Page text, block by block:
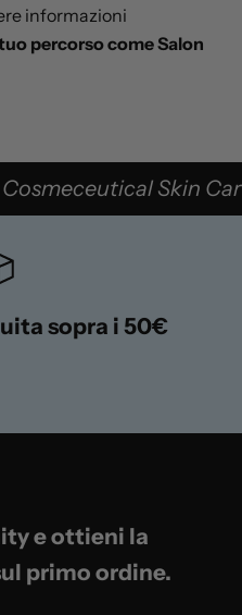
informazioni
percorso come Salon
Cosmeceutical
sopra i 50€
e ottieni la
primo ordine.